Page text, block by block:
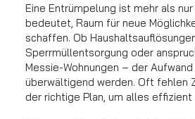
Eine Entrümpelung ist mehr als
bedeutet, Raum für neue
schaffen. Ob
Sperrmüllentsorgung oder
Messie-Wohnungen – der
überwältigend werden. Oft fehlen
der richtige Plan, um alles effizient